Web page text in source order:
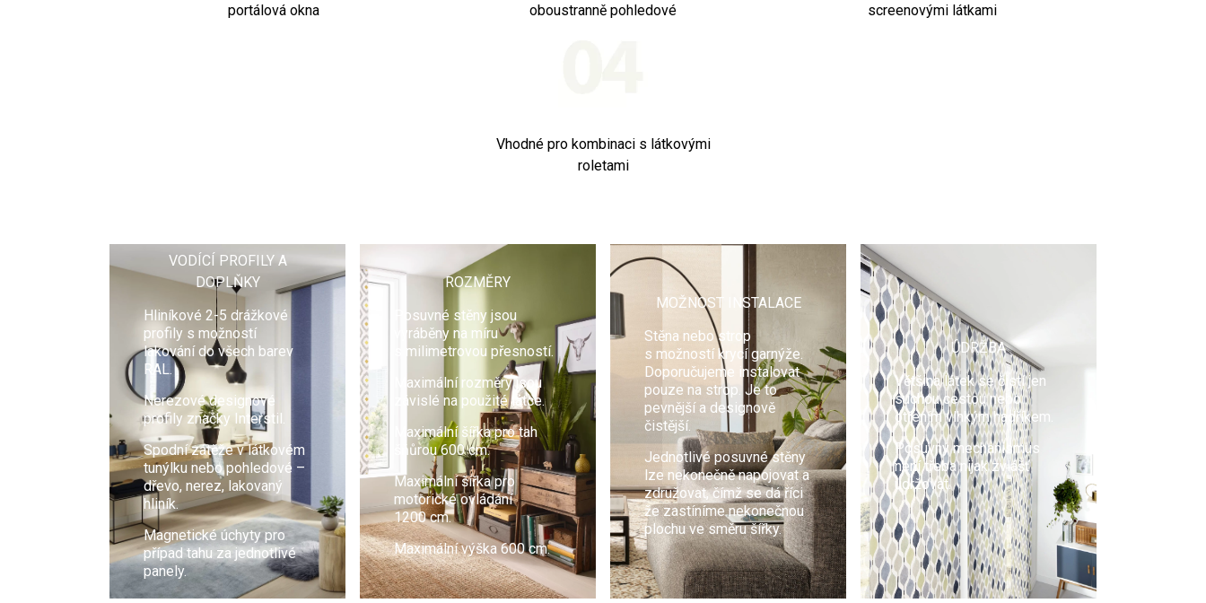
portálová okna
oboustranně pohledové
screenovými látkami
Vhodné pro kombinaci s látkovými
roletami
VODÍCÍ PROFILY A
DOPLŇKY
Hliníkové 2-5 drážkové
profily s možností
lakování do všech barev
RAL.
Nerezové designové
profily značky Interstil.
Spodní zátěže v látkovém
tunýlku nebo pohledové –
dřevo, nerez, lakovaný
hliník.
Magnetické úchyty pro
případ tahu za jednotlivé
panely.
ROZMĚRY
Posuvné stěny jsou
vyráběny na míru
s milimetrovou přesností.
Maximální rozměry jsou
závislé na použité látce.
Maximální šířka pro tah
šňůrou 600 cm.
Maximální šířka pro
motorické ovládání
1200 cm.
Maximální výška 600 cm.
MOŽNOST INSTALACE
Stěna nebo strop
s možností krycí garnýže.
Doporučujeme instalovat
pouze na strop. Je to
pevnější a designově
čistější.
Jednotlivé posuvné stěny
lze nekonečně napojovat a
združovat, čímž se dá říci
že zastíníme nekonečnou
plochu ve směru šířky.
ÚDRŽBA
Většina látek se čistí jen
suchou cestou nebo
otřením vlhkým hadříkem.
Posuvný mechanismus
není třeba nijak zvlášť
udržovat.